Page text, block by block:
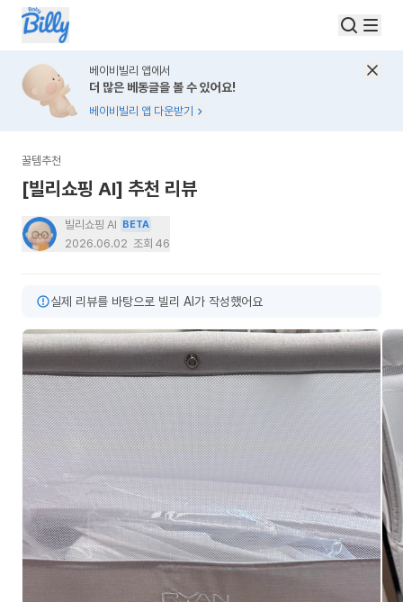
베이비빌리 앱에서
더 많은 베동글을 볼 수 있어요!
베이비빌리 앱 다운받기
꿀템추천
[빌리쇼핑 AI] 추천 리뷰
빌리쇼핑 AI BETA
2026.06.02 조회 46
실제 리뷰를 바탕으로 빌리 AI가 작성했어요